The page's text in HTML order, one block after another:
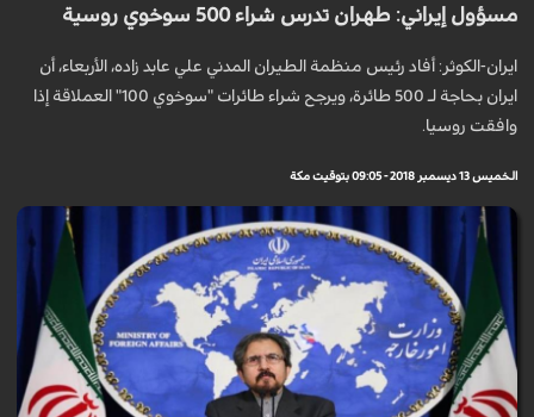
مسؤول إيراني: طهران تدرس شراء 500 سوخوي روسية
ايران-الكوثر: أفاد رئيس منظمة الطيران المدني علي عابد زاده، الأربعاء، أن
ايران بحاجة لـ 500 طائرة، ويرجح شراء طائرات "سوخوي 100" العملاقة إذا
وافقت روسيا.
الخميس 13 ديسمبر 2018 - 09:05 بتوقيت مكة